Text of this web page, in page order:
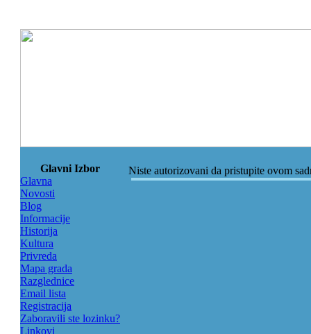
Glavni Izbor
Glavna
Novosti
Blog
Informacije
Historija
Kultura
Privreda
Mapa grada
Razglednice
Email lista
Registracija
Zaboravili ste lozinku?
Linkovi
Niste autorizovani da pristupite ovom